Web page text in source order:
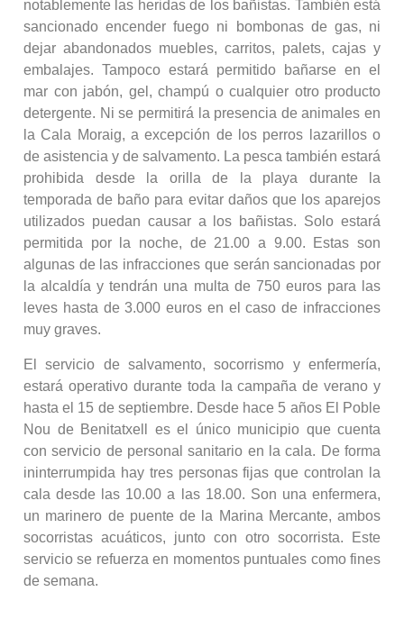
notablemente las heridas de los bañistas. También está
sancionado encender fuego ni bombonas de gas, ni
dejar abandonados muebles, carritos, palets, cajas y
embalajes. Tampoco estará permitido bañarse en el
mar con jabón, gel, champú o cualquier otro producto
detergente. Ni se permitirá la presencia de animales en
la Cala Moraig, a excepción de los perros lazarillos o
de asistencia y de salvamento. La pesca también estará
prohibida desde la orilla de la playa durante la
temporada de baño para evitar daños que los aparejos
utilizados puedan causar a los bañistas. Solo estará
permitida por la noche, de 21.00 a 9.00. Estas son
algunas de las infracciones que serán sancionadas por
la alcaldía y tendrán una multa de 750 euros para las
leves hasta de 3.000 euros en el caso de infracciones
muy graves.
El servicio de salvamento, socorrismo y enfermería,
estará operativo durante toda la campaña de verano y
hasta el 15 de septiembre. Desde hace 5 años El Poble
Nou de Benitatxell es el único municipio que cuenta
con servicio de personal sanitario en la cala. De forma
ininterrumpida hay tres personas fijas que controlan la
cala desde las 10.00 a las 18.00. Son una enfermera,
un marinero de puente de la Marina Mercante, ambos
socorristas acuáticos, junto con otro socorrista. Este
servicio se refuerza en momentos puntuales como fines
de semana.